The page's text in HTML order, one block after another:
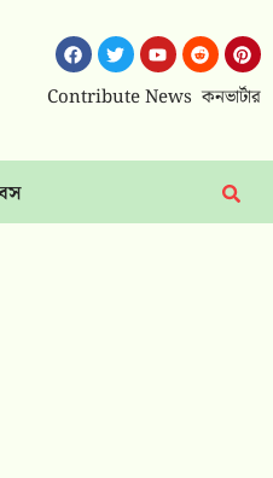
Contribute News কনভার্টার